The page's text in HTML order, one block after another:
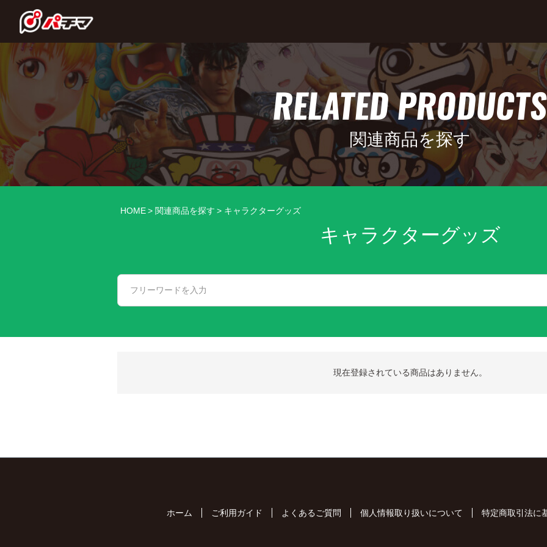
RELATED
関連商品を探す
HOME 関連商品を探す キャラクターグッズ
キャラクターグッズ
現在登録されている商品はありません。
ホーム ご利用ガイド よくあるご質問 個人情報取り扱いについて 特定商取引法に